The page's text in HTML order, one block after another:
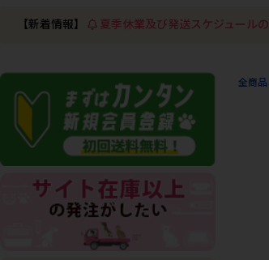
【新着情報】 夏季休業及び発送スケジュール
全商品